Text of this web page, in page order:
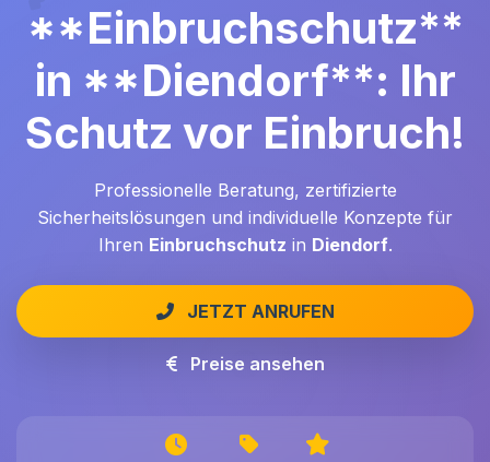
**Einbruchschutz**
in **Diendorf**: Ihr
Schutz vor Einbruch!
Professionelle Beratung, zertifizierte
Sicherheitslösungen und individuelle Konzepte für
Ihren Einbruchschutz in Diendorf.
JETZT ANRUFEN
Preise ansehen